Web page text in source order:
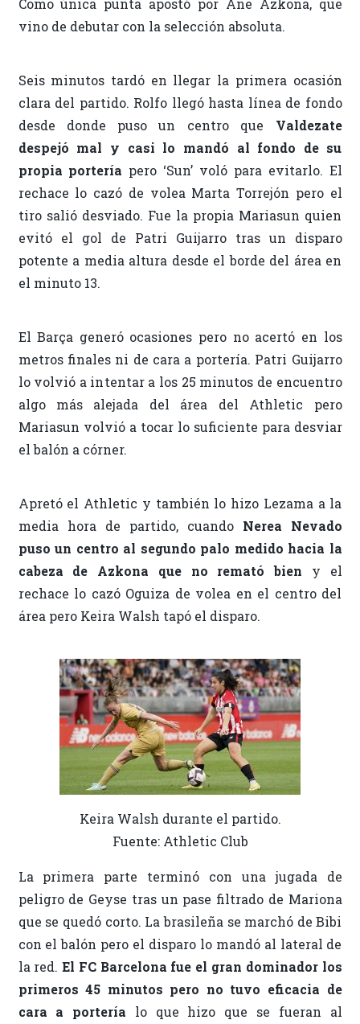
Como única punta apostó por Ane Azkona, que
vino de debutar con la selección absoluta.
Seis minutos tardó en llegar la primera ocasión
clara del partido. Rolfo llegó hasta línea de fondo
desde donde puso un centro que Valdezate
despejó mal y casi lo mandó al fondo de su
propia portería pero ‘Sun’ voló para evitarlo. El
rechace lo cazó de volea Marta Torrejón pero el
tiro salió desviado. Fue la propia Mariasun quien
evitó el gol de Patri Guijarro tras un disparo
potente a media altura desde el borde del área en
el minuto 13.
El Barça generó ocasiones pero no acertó en los
metros finales ni de cara a portería. Patri Guijarro
lo volvió a intentar a los 25 minutos de encuentro
algo más alejada del área del Athletic pero
Mariasun volvió a tocar lo suficiente para desviar
el balón a córner.
Apretó el Athletic y también lo hizo Lezama a la
media hora de partido, cuando Nerea Nevado
puso un centro al segundo palo medido hacia la
cabeza de Azkona que no remató bien y el
rechace lo cazó Oguiza de volea en el centro del
área pero Keira Walsh tapó el disparo.
Keira Walsh durante el partido.
Fuente: Athletic Club
La primera parte terminó con una jugada de
peligro de Geyse tras un pase filtrado de Mariona
que se quedó corto. La brasileña se marchó de Bibi
con el balón pero el disparo lo mandó al lateral de
la red.El FC Barcelona fue el gran dominador los
primeros 45 minutos pero no tuvo eficacia de
cara a portería lo que hizo que se fueran al